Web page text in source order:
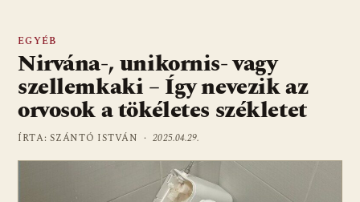
EGYÉB
Nirvána-, unikornis- vagy
szellemkaki – Így nevezik az
orvosok a tökéletes székletet
ÍRTA: SZÁNTÓ ISTVÁN ·2025.04.29.